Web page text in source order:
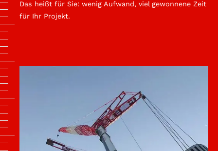
Das heißt für Sie: wenig Aufwand, viel gewonnene Zeit
für Ihr Projekt.